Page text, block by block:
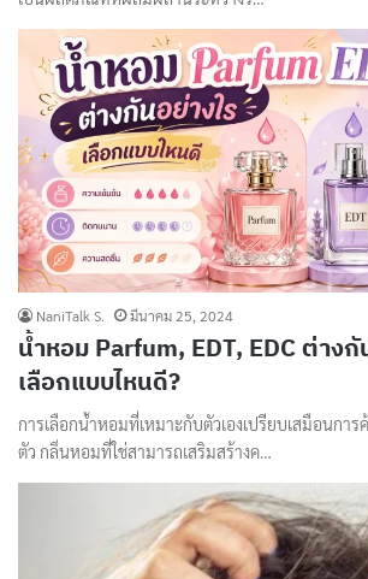
NaniTalk S. มีนาคม 25, 2024
น้ำหอม Parfum, EDT, EDC ต่างกั
เลือกแบบไหนดี?
การเลือกน้ำหอมที่เหมาะกับตัวเองเปรียบเสมือนกา
ตัว กลิ่นหอมที่ใช่สามารถเสริมสร้างค…